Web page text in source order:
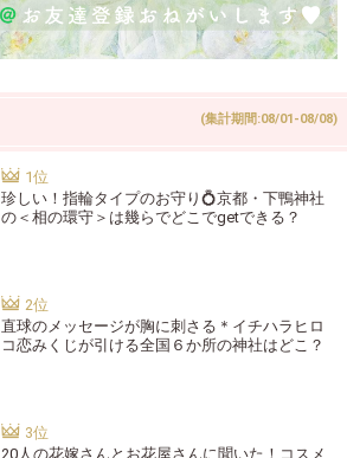
(集計期間:08/01-08/08)
珍しい！指輪タイプのお守り💍京都・下鴨神社
の＜相の環守＞は幾らでどこでgetできる？
直球のメッセージが胸に刺さる＊イチハラヒロ
コ恋みくじが引ける全国６か所の神社はどこ？
20人の花嫁さんとお花屋さんに聞いた！コスメ